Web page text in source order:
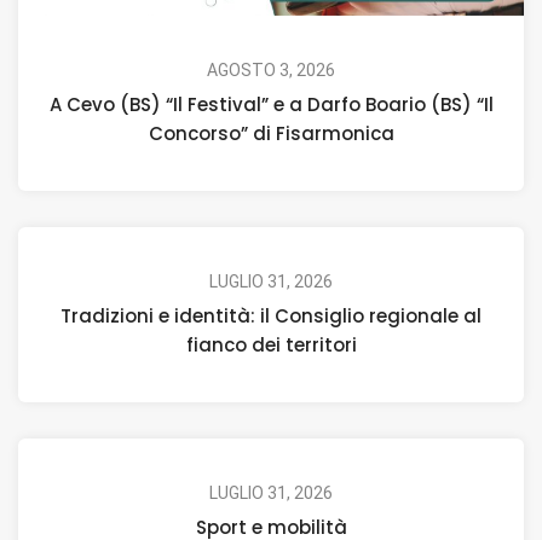
AGOSTO 3, 2026
A Cevo (BS) “Il Festival” e a Darfo Boario (BS) “Il
Concorso” di Fisarmonica
LUGLIO 31, 2026
Tradizioni e identità: il Consiglio regionale al
fianco dei territori
LUGLIO 31, 2026
Sport e mobilità